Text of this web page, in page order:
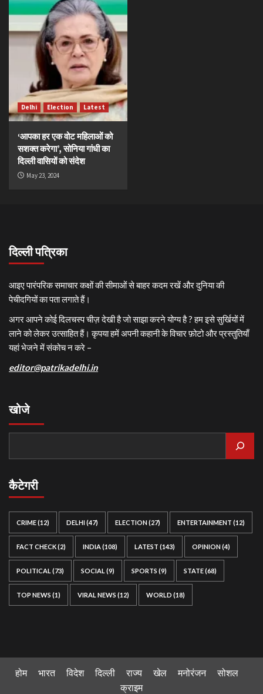
Delhi Election Latest
‘आपका हर एक वोट महिलाओं को
सशक्त करेगा’, सोनिया गांधी का
दिल्ली वासियों को संदेश
May 23, 2024
दिल्ली पत्रिका
आइए पारंपरिक समाचार कक्षों की सीमाओं से बाहर कदम रखें और दुनिया की
पेचीदगियों का पता लगाते हैं।
अगर आपने कोई दिलचस्प चीज़ देखी है जो साझा करने योग्य है ? हम इसे सुर्खियों में
लाने को लेकर उत्साहित हैं। कृपया हमें अपनी कहानी के विचार फ़ोटो और प्रस्तुतियाँ
यहां भेजने में संकोच न करे –
editor@patrikadelhi.in
खोजे
कैटेगरी
CRIME(12) DELHI(47) ELECTION(27) ENTERTAINMENT (12)
FACT CHECK(2) INDIA(108) LATEST (143) OPINION(4)
POLITICAL (73) SOCIAL (9) SPORTS (9) STATE(68)
TOP NEWS (1) VIRAL NEWS (12) WORLD (18)
होम भारत विदेश दिल्ली राज्य खेल मनोरंजन
सोशल
क्राइम